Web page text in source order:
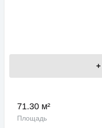
+
71.30 м²
Площадь